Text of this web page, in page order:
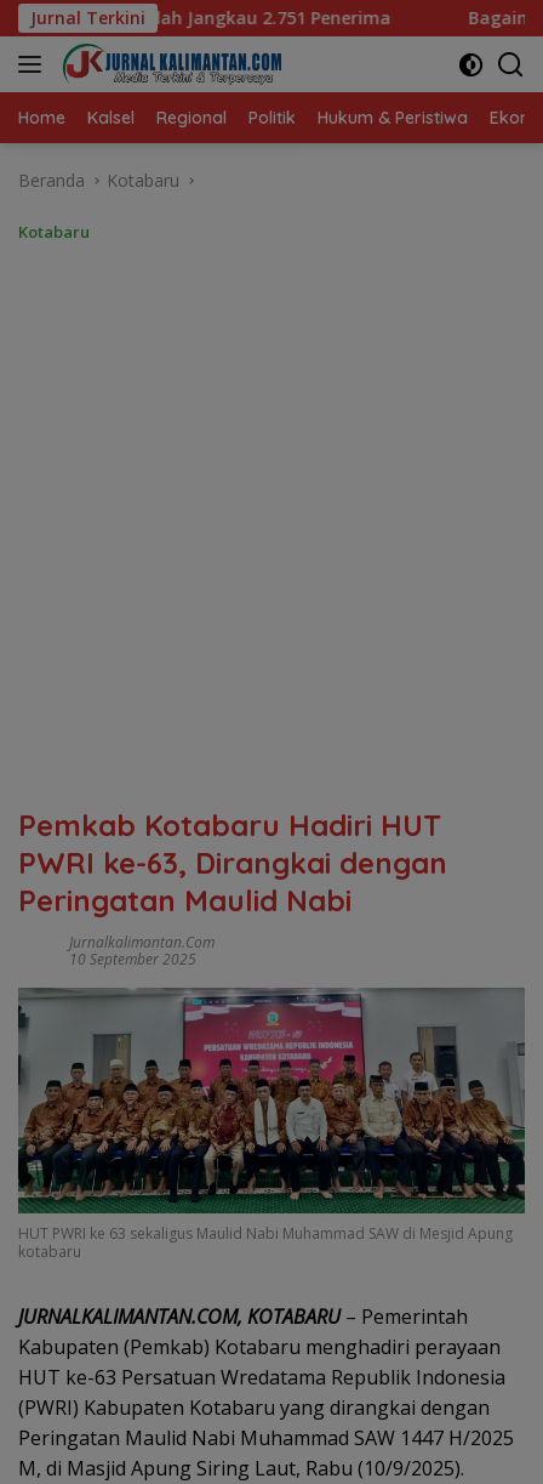
Langsung
ke
konten
Jurnal Terkini
Penerima Bagaimana KIP Hadapi Deepfake dan
Home Kalsel Regional Politik Hukum & Peristiwa
Beranda Kotabaru
Kotabaru
Pemkab Kotabaru Hadiri HUT
PWRI ke-63, Dirangkai dengan
Peringatan Maulid Nabi
Jurnalkalimantan.com
10 September 2025
HUT PWRI ke 63 sekaligus Maulid Nabi Muhammad SAW di Mesjid Apung
kotabaru
JURNALKALIMANTAN.COM, KOTABARU– Pemerintah
Kabupaten (Pemkab) Kotabaru menghadiri perayaan
HUT ke-63 Persatuan Wredatama Republik Indonesia
(PWRI) Kabupaten Kotabaru yang dirangkai dengan
Peringatan Maulid Nabi Muhammad SAW 1447 H/2025
M, di Masjid Apung Siring Laut, Rabu (10/9/2025).